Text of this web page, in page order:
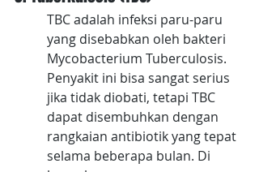
TBC adalah infeksi paru-paru
yang disebabkan oleh bakteri
Mycobacterium Tuberculosis.
Penyakit ini bisa sangat serius
jika tidak diobati, tetapi TBC
dapat disembuhkan dengan
rangkaian antibiotik yang tepat
selama beberapa bulan. Di